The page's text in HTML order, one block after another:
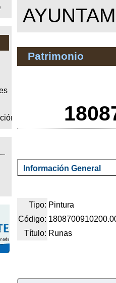
Patrimonio
Información General
Tipo: Pintura
Código:
Título: Runas